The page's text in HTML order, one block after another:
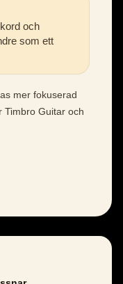
och
som ett
mer fokuserad
Timbro Guitar och